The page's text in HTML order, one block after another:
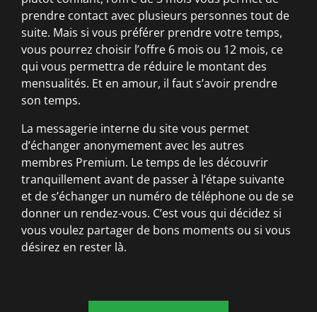
prendre contact avec plusieurs personnes tout de
suite. Mais si vous préférer prendre votre temps,
vous pourrez choisir l’offre 6 mois ou 12 mois, ce
qui vous permettra de réduire le montant des
mensualités. Et en amour, il faut s’avoir prendre
son temps.
La messagerie interne du site vous permet
d’échanger anonymement avec les autres
membres Premium. Le temps de les découvrir
tranquillement avant de passer à l’étape suivante
et de s’échanger un numéro de téléphone ou de se
donner un rendez-vous. C’est vous qui décidez si
vous voulez partager de bons moments ou si vous
désirez en rester là.